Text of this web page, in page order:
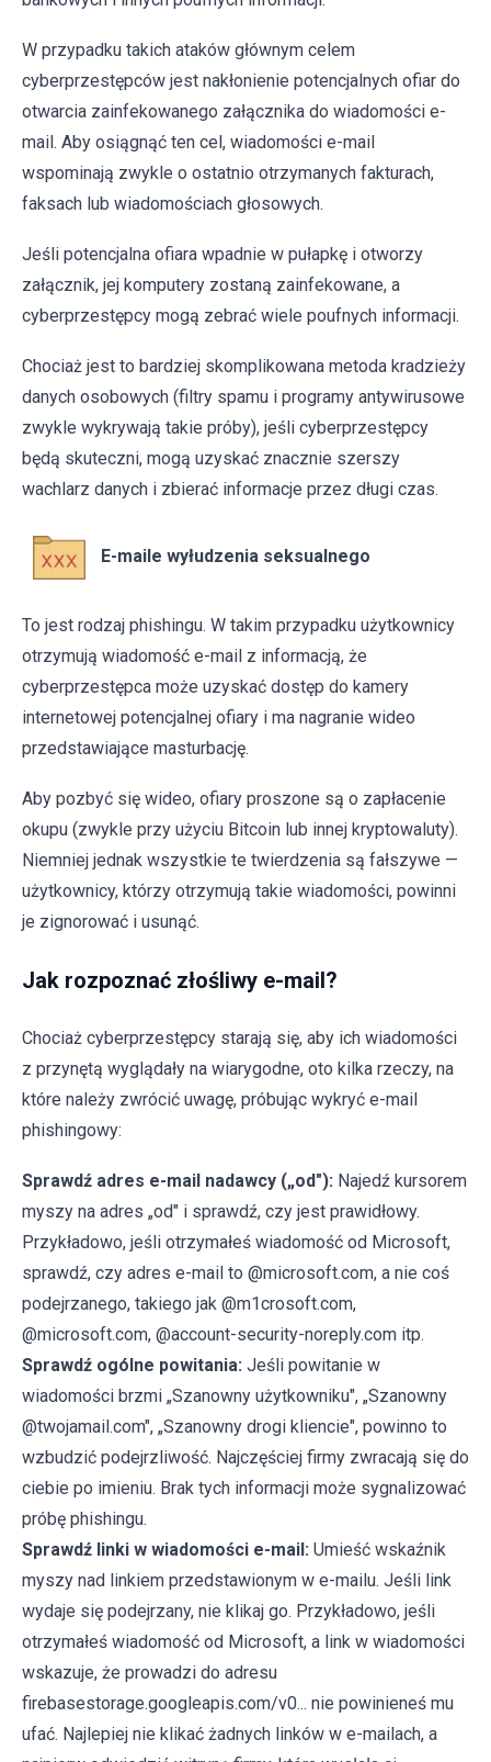
W przypadku takich ataków głównym celem
cyberprzestępców jest nakłonienie potencjalnych ofiar do
otwarcia zainfekowanego załącznika do wiadomości e-
mail. Aby osiągnąć ten cel, wiadomości e-mail
wspominają zwykle o ostatnio otrzymanych fakturach,
faksach lub wiadomościach głosowych.
Jeśli potencjalna ofiara wpadnie w pułapkę i otworzy
załącznik, jej komputery zostaną zainfekowane, a
cyberprzestępcy mogą zebrać wiele poufnych informacji.
Chociaż jest to bardziej skomplikowana metoda kradzieży
danych osobowych (filtry spamu i programy antywirusowe
zwykle wykrywają takie próby), jeśli cyberprzestępcy
będą skuteczni, mogą uzyskać znacznie szerszy
wachlarz danych i zbierać informacje przez długi czas.
E-maile wyłudzenia seksualnego
To jest rodzaj phishingu. W takim przypadku użytkownicy
otrzymują wiadomość e-mail z informacją, że
cyberprzestępca może uzyskać dostęp do kamery
internetowej potencjalnej ofiary i ma nagranie wideo
przedstawiające masturbację.
Aby pozbyć się wideo, ofiary proszone są o zapłacenie
okupu (zwykle przy użyciu Bitcoin lub innej kryptowaluty).
Niemniej jednak wszystkie te twierdzenia są fałszywe —
użytkownicy, którzy otrzymują takie wiadomości, powinni
je zignorować i usunąć.
Jak rozpoznać złośliwy e-mail?
Chociaż cyberprzestępcy starają się, aby ich wiadomości
z przynętą wyglądały na wiarygodne, oto kilka rzeczy, na
które należy zwrócić uwagę, próbując wykryć e-mail
phishingowy:
Sprawdź adres e-mail nadawcy („od"): Najedź kursorem
myszy na adres „od" i sprawdź, czy jest prawidłowy.
Przykładowo, jeśli otrzymałeś wiadomość od Microsoft,
sprawdź, czy adres e-mail to @microsoft.com, a nie coś
podejrzanego, takiego jak @m1crosoft.com,
@microsoft.com, @account-security-noreply.com itp.
Sprawdź ogólne powitania: Jeśli powitanie w
wiadomości brzmi „Szanowny użytkowniku", „Szanowny
@twojamail.com", „Szanowny drogi kliencie", powinno to
wzbudzić podejrzliwość. Najczęściej firmy zwracają się do
ciebie po imieniu. Brak tych informacji może sygnalizować
próbę phishingu.
Sprawdź linki w wiadomości e-mail: Umieść wskaźnik
myszy nad linkiem przedstawionym w e-mailu. Jeśli link
wydaje się podejrzany, nie klikaj go. Przykładowo, jeśli
otrzymałeś wiadomość od Microsoft, a link w wiadomości
wskazuje, że prowadzi do adresu
firebasestorage.googleapis.com/v0... nie powinieneś mu
ufać. Najlepiej nie klikać żadnych linków w e-mailach, a